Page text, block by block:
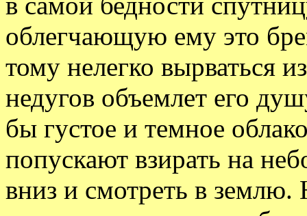
облегчающую ему это
тому нелегко вырваться
недугов объемлет его
бы густое и темное
попускают взирать на
вниз и смотреть в землю.